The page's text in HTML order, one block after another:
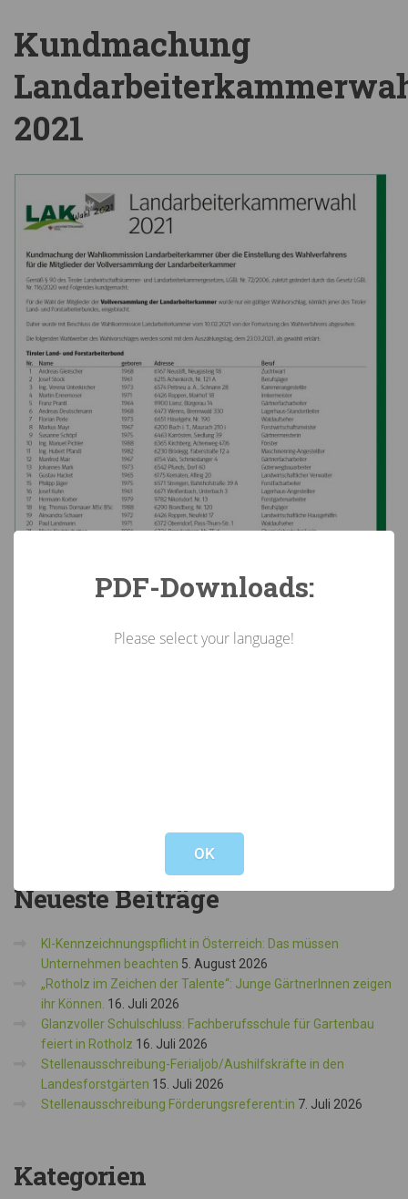
Kundmachung
2021
NeuesteBeiträge
KI-Kennzeichnungspflicht in Österreich: Das müssen
Unternehmen beachten 5. August 2026
„Rotholz im Zeichen der Talente“: Junge GärtnerInnen zeigen
ihr Können. 16. Juli 2026
Glanzvoller Schulschluss: Fachberufsschule für Gartenbau
feiert in Rotholz 16. Juli 2026
Stellenausschreibung-Ferialjob/Aushilfskräfte in den
Landesforstgärten 15. Juli 2026
Stellenausschreibung Förderungsreferent:in 7. Juli 2026
Kategorien
PDF-Downloads:
Please select your language!
OK